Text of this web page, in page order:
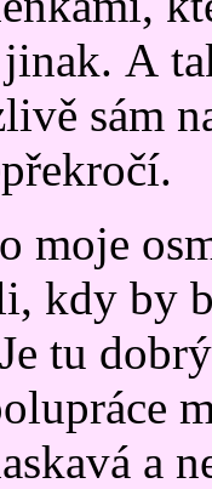
A
sám
moje
kdy by
tu
a